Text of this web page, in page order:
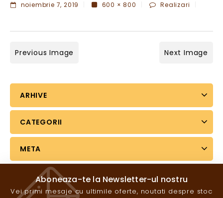
noiembrie 7, 2019 600 × 800 Realizari
Previous Image Next Image
ARHIVE
CATEGORII
META
Aboneaza-te la Newsletter-ul nostru
Vei primi mesaje cu ultimile oferte, noutati despre stoc